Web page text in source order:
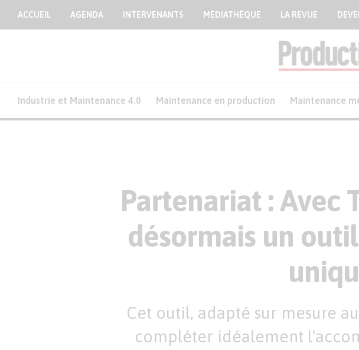
ACCUEIL AGENDA INTERVENANTS MÉDIATHÈQUE LA REVUE
Industrie et Maintenance 4.0 Maintenance en production Maintenance
Partenariat : Avec
désormais un
Cet outil, adapté sur mesure
compléter idéalement